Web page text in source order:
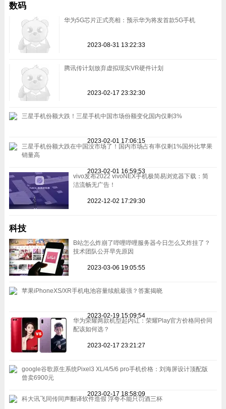
数码
华为5G芯片正式亮相：预示华为将发首款5G手机
2023-08-31 13:22:33
腾讯传计划放弃虚拟现实VR硬件计划
2023-02-17 23:32:30
三星手机份额大跌！三星手机中国市场份额变化国内仅剩3%
2023-02-01 17:06:15
三星手机份额大跌在中国没市场了！国内市场占有率仅剩1%国外比苹果
销量高
2023-02-01 16:59:53
vivo发布2022 vivoNEX手机极简易浏览器下载：简
洁流畅无广告！
2022-12-02 17:29:30
科技
B站怎么炸崩了哔哩哔哩服务器今日怎么又炸挂了？
技术团队公开早先原因
2023-03-06 19:05:55
苹果iPhoneXS/XR手机电池容量续航最强？答案揭晓
2023-02-19 15:09:54
华为荣耀两款机型起内讧：荣耀Play官方价格同价同
配该如何选？
2023-02-17 23:21:27
google谷歌原生系统Pixel3 XL/4/5/6 pro手机价格：刘海屏设计顶配版
曾卖6900元
2023-02-17 18:58:09
科大讯飞同传同声翻译软件造假 浮夸不能只罚酒三杯